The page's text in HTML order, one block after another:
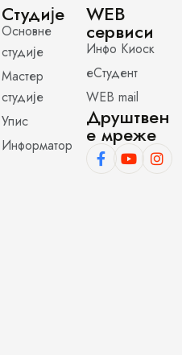
Студије
Основне
студије
Мастер
студије
Упис
Информатор
WEB
сервиси
Инфо Киоск
еСтудент
WEB mail
Друштвен
е мреже